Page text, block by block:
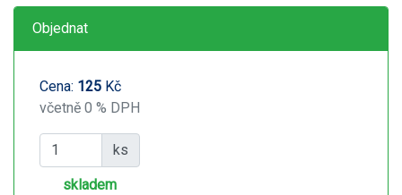
Objednat
Cena: 125 Kč
včetně 0 % DPH
ks
skladem